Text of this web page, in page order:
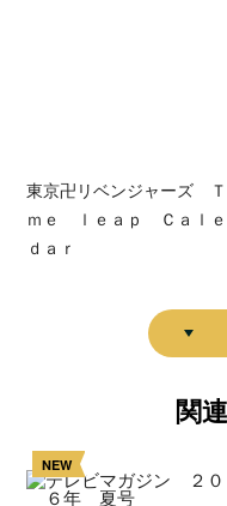
東京卍リベンジャーズ Ｔ
ｍｅ ｌｅａｐ Ｃａｌｅ
ｄａｒ
関
NEW